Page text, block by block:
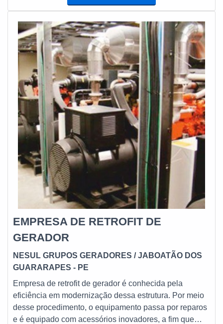
conserto de geradores. Isso porque essa preocupação
faz muita diferença no bom uso destas estruturas
EMPRESA DE RETROFIT DE
GERADOR
NESUL GRUPOS GERADORES / JABOATÃO DOS
GUARARAPES - PE
Empresa de retrofit de gerador é conhecida pela
eficiência em modernização dessa estrutura. Por meio
desse procedimento, o equipamento passa por reparos
e é equipado com acessórios inovadores, a fim que